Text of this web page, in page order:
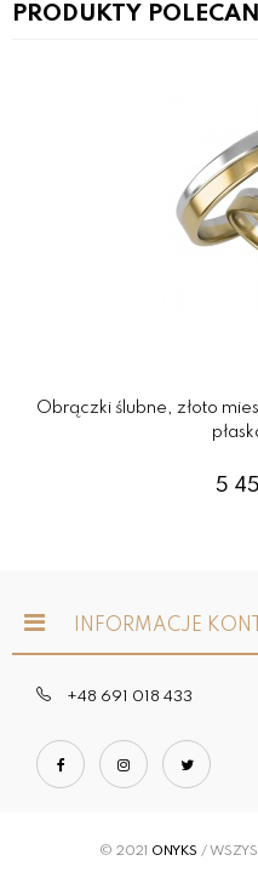
PRODUKTY
Obrączki ślubne, złoto
5
INFORMACJE
+48 691 018 433
© 2021 ONYKS /